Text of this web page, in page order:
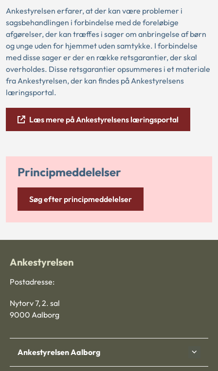
Ankestyrelsen erfarer, at der kan være problemer i
sagsbehandlingen i forbindelse med de foreløbige
afgørelser, der kan træffes i sager om anbringelse af børn
og unge uden for hjemmet uden samtykke. I forbindelse
med disse sager er der en række retsgarantier, der skal
overholdes. Disse retsgarantier opsummeres i et materiale
fra Ankestyrelsen, der kan findes påAnkestyrelsens
læringsportal.
Læs mere på Ankestyrelsens læringsportal
Principmeddelelser
Søg efter principmeddelelser
Ankestyrelsen
Postadresse:
Nytorv 7, 2. sal
9000 Aalborg
Ankestyrelsen Aalborg